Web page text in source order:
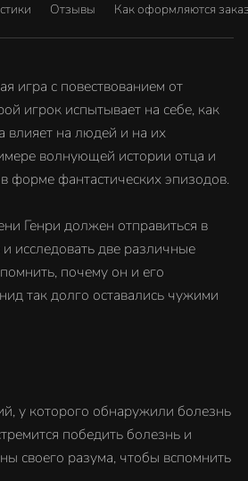
Отзывы Как оформляются
игра с повествованием от
игрок испытывает на себе, как
влияет на людей и на их
волнующей истории отца и
форме фантастических эпизодов.
Генри должен отправиться в
исследовать две различные
почему он и его
так долго оставались чужими
у которого обнаружили болезнь
победить болезнь и
своего разума, чтобы вспомнить